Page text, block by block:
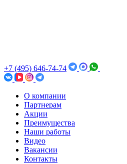
+7 (495) 646-74-74
О компании
Партнерам
Акции
Преимущества
Наши работы
Видео
Вакансии
Контакты